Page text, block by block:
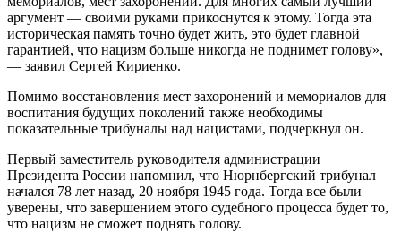
аргумент — своими руками прикоснутся к этому. Тогда эта
историческая память точно будет жить, это будет главной
гарантией, что нацизм больше никогда не поднимет голову»,
— заявил Сергей Кириенко.
Помимо восстановления мест захоронений и мемориалов для
воспитания будущих поколений также необходимы
показательные трибуналы над нацистами, подчеркнул он.
Первый заместитель руководителя администрации
Президента России напомнил, что Нюрнбергский трибунал
начался 78 лет назад, 20 ноября 1945 года. Тогда все были
уверены, что завершением этого судебного процесса будет то,
что нацизм не сможет поднять голову.